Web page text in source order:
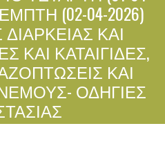
(02-04-2026)
ΚΑΙ
ΚΑΙ ΚΑΤΑΙΓΊΔΕΣ,
ΚΑΙ
ΟΔΗΓΊΕΣ